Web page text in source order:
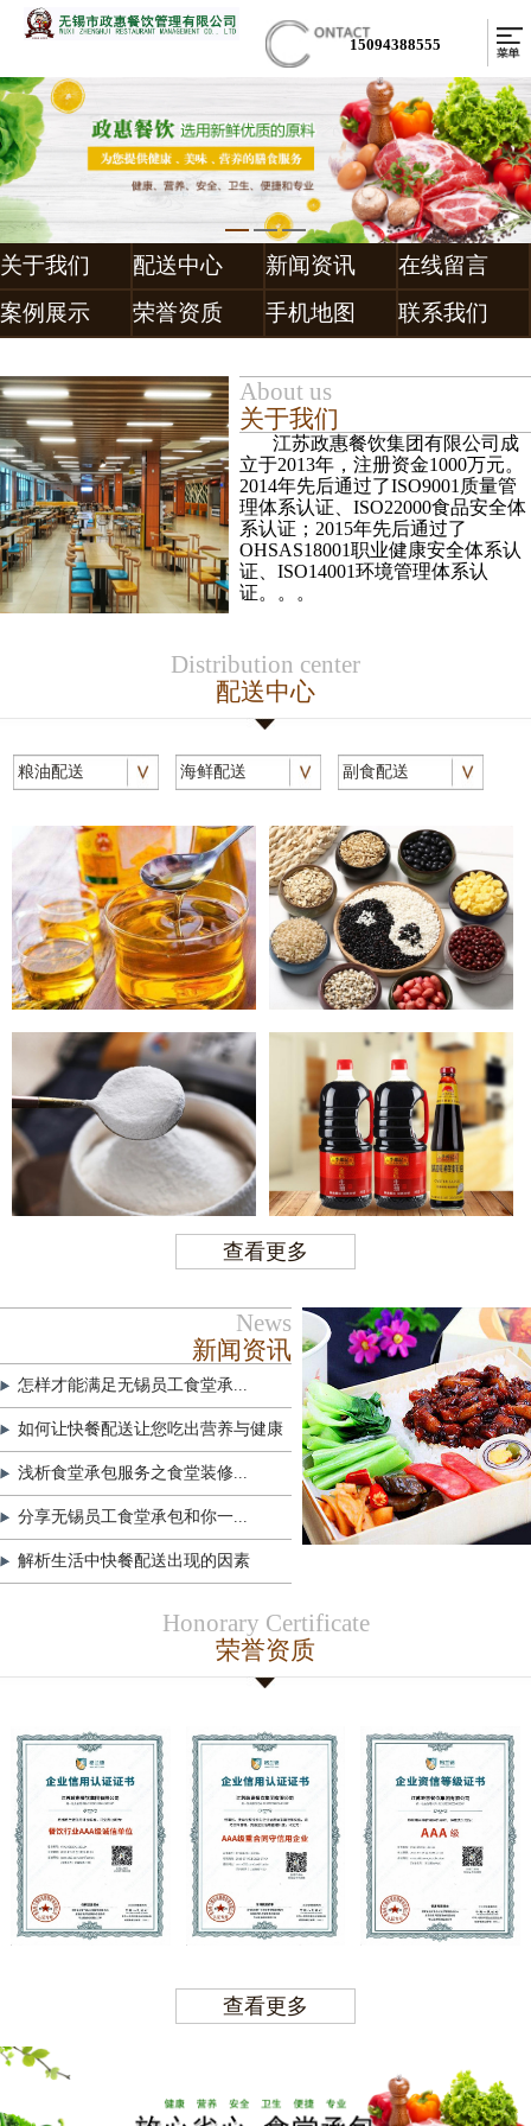
15094388555
关于我们 配送中心 新闻资讯
在线留言
案例展示
荣誉资质 手机地图 联系我们
About us
关于我们
江苏政惠餐饮集团有限公司成
立于2013年，注册资金1000万元。
2014年先后通过了ISO9001质量管
理体系认证、ISO22000食品安全体
系认证；2015年先后通过了
OHSAS18001职业健康安全体系认
证、ISO14001环境管理体系认
证。。。
Distribution center
配送中心
粮油配送 海鲜配送 副食配送
查看更多
News
新闻资讯
怎样才能满足无锡员工食堂承...
如何让快餐配送让您吃出营养与健康
浅析食堂承包服务之食堂装修...
分享无锡员工食堂承包和你一...
解析生活中快餐配送出现的因素
Honorary Certificate
荣誉资质
查看更多